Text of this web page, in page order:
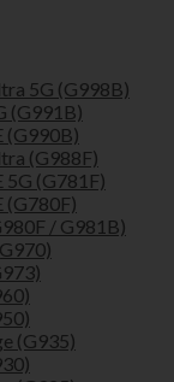
5G (G998B)
(G991B)
(G990B)
(G988F)
5G (G781F)
(G780F)
/ G981B)
(G935)